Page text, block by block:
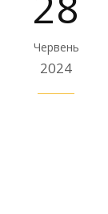
Червень
2024